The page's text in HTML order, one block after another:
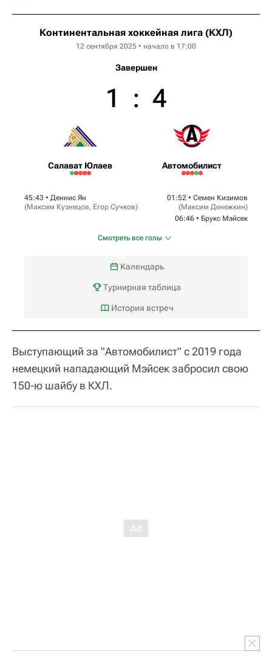
Континентальная хоккейная лига (КХЛ)
12 сентября 2025 • начало в 17:00
Завершен
Салават Юлаев
1 : 4
Автомобилист
45:43 • Деннис Ян
(Максим Кузнецов, Егор Сучков)
01:52 • Семен Кизимов
(Максим Денежкин)
06:46 • Брукс Мэйсек
Смотреть все голы
Календарь
Турнирная таблица
История встреч
Выступающий за "Автомобилист" с 2019 года
немецкий нападающий Мэйсек забросил свою
150-ю шайбу в КХЛ.